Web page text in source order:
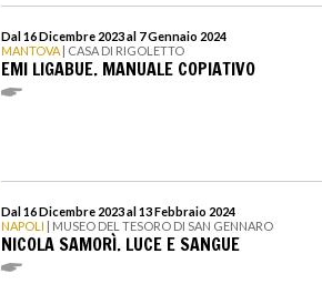
Dal 16 Dicembre 2023 al 7 Gennaio 2024
MANTOVA | CASA DI RIGOLETTO
EMI LIGABUE. MANUALE COPIATIVO
Dal 16 Dicembre 2023 al 13 Febbraio 2024
NAPOLI | MUSEO DEL TESORO DI SAN GENNARO
NICOLA SAMORÌ. LUCE E SANGUE